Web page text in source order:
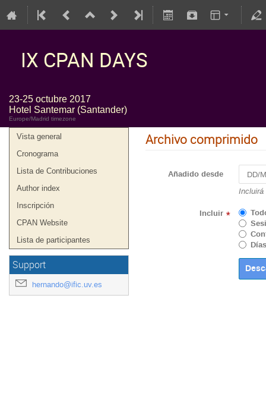
IX CPAN DAYS
23-25 octubre 2017
Hotel Santemar (Santander)
Europe/Madrid timezone
Vista general
Cronograma
Lista de Contribuciones
Author index
Inscripción
CPAN Website
Lista de participantes
Support
hernando@ific.uv.es
Archivo comprimido
Añadido desde
Incluir *